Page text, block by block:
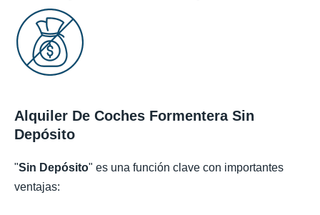
Alquiler De Coches Formentera Sin
Depósito
"Sin Depósito" es una función clave con importantes
ventajas: